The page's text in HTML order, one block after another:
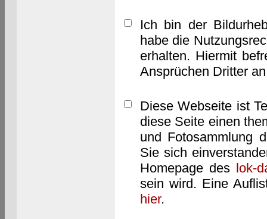
Ich bin der
habe die
erhalten. Hiermit
Ansprüchen Dritter
Diese Webseite ist
diese Seite einen
und Fotosammlung
Sie sich
Homepage des lok-
sein wird. Eine
hier.